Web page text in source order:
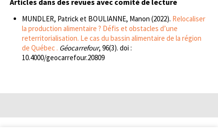
Articles dans des revues avec comité de lecture
MUNDLER, Patrick et BOULIANNE, Manon (2022). Relocaliser
la production alimentaire ? Défis et obstacles d’une
reterritorialisation. Le cas du bassin alimentaire de la région
de Québec . Géocarrefour, 96(3). doi :
10.4000/geocarrefour.20809